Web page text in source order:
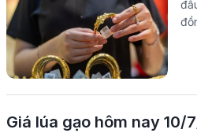
Giá lúa gạo hôm nay